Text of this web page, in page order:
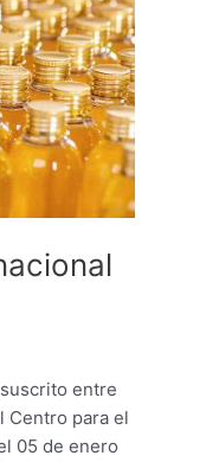
entre
Centro para el
05 de enero